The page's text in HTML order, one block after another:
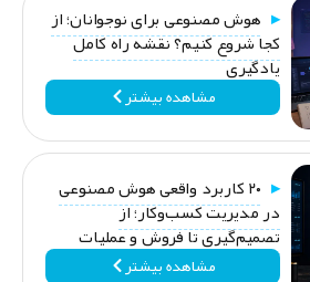
هوش مصنوعی برای نوجوانان؛ از
کجا شروع کنیم؟ نقشه راه کامل
یادگیری
مشاهده بیشتر
۲۰ کاربرد واقعی هوش مصنوعی
در مدیریت کسب‌وکار؛ از
تصمیم‌گیری تا فروش و عملیات
مشاهده بیشتر